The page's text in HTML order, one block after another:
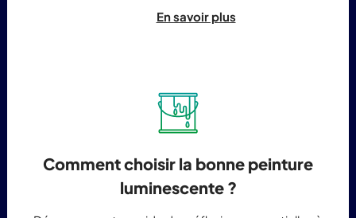
En savoir plus
Comment choisir la bonne peinture
luminescente ?